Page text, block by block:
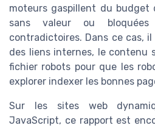
moteurs gaspillent du budget
sans valeur ou
contradictoires. Dans ce cas,
des liens internes, le contenu
fichier robots pour que les
explorer indexer les bonnes
Sur les sites web
JavaScript, ce rapport est